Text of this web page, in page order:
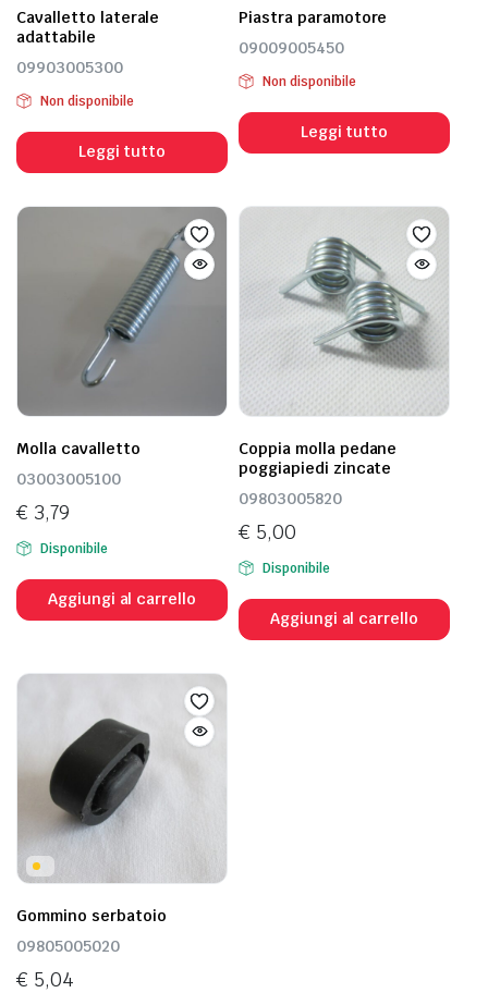
Cavalletto laterale
adattabile
09903005300
Non disponibile
Leggi tutto
Piastra paramotore
09009005450
Non disponibile
Leggi tutto
Molla cavalletto
03003005100
€ 3,79
Disponibile
Aggiungi al carrello
Coppia molla pedane
poggiapiedi zincate
09803005820
€ 5,00
Disponibile
Aggiungi al carrello
Gommino serbatoio
09805005020
€ 5,04